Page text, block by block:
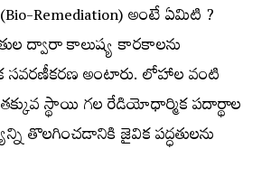
Remediation) అంటే ఏమిటి ?
ద్వారా కాలుష్య కారకాలను
సవరణీకరణ అంటారు. లోహాల వంటి
తక్కువ స్థాయి గల రేడియోధార్మిక పదార్థాల
తొలగించడానికి జైవిక పద్ధతులను